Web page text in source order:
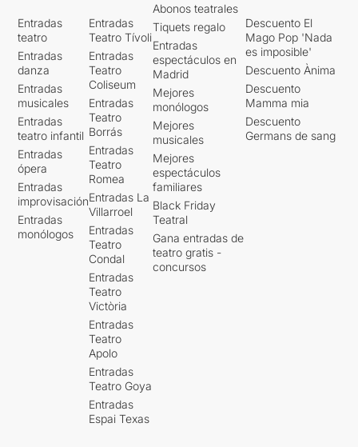
Entradas
teatro
Entradas
danza
Entradas
musicales
Entradas
teatro infantil
Entradas
ópera
Entradas
improvisación
Entradas
monólogos
Entradas
Teatro Tívoli
Entradas
Teatro
Coliseum
Entradas
Teatro
Borrás
Entradas
Teatro
Romea
Entradas La
Villarroel
Entradas
Teatro
Condal
Entradas
Teatro
Victòria
Entradas
Teatro
Apolo
Entradas
Teatro Goya
Entradas
Espai Texas
Abonos teatrales
Tiquets regalo
Entradas
espectáculos en
Madrid
Mejores
monólogos
Mejores
musicales
Mejores
espectáculos
familiares
Black Friday
Teatral
Gana entradas de
teatro gratis -
concursos
Descuento El
Mago Pop 'Nada
es imposible'
Descuento Ànima
Descuento
Mamma mia
Descuento
Germans de sang